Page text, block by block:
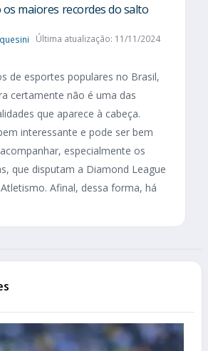
os maiores recordes do salto
Última atualização: 11/11/2024
de esportes populares no Brasil,
certamente não é uma das
que aparece à cabeça.
interessante e pode ser bem
especialmente os
que disputam a Diamond League
Afinal, dessa forma, há